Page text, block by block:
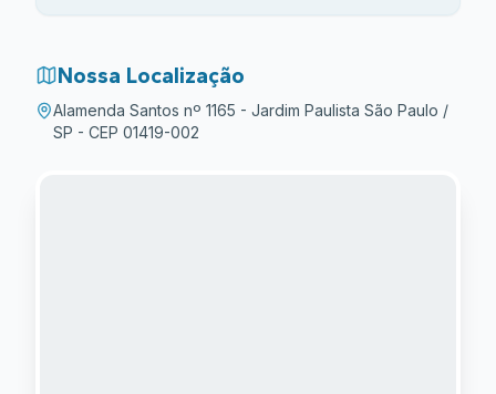
Nossa Localização
Alamenda Santos nº 1165 - Jardim Paulista São Paulo /
SP - CEP 01419-002